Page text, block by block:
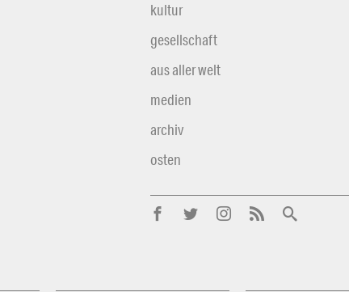
kultur
gesellschaft
aus aller welt
medien
archiv
osten